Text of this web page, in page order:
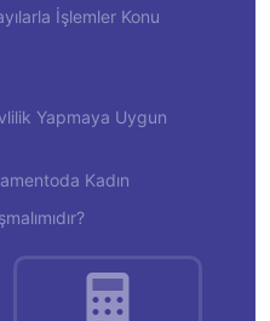
İşlemler Konu
Yapmaya Uygun
Kadın